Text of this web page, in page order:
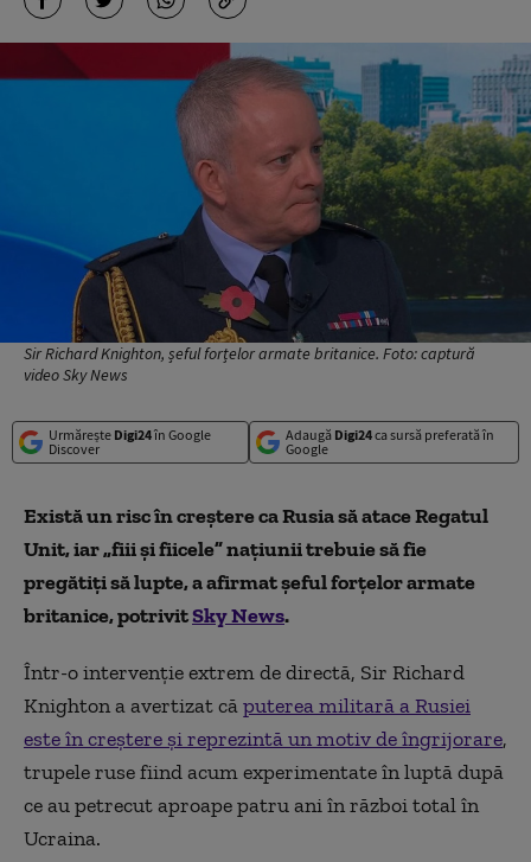
Sir Richard Knighton, șeful forțelor armate britanice. Foto: captură
video Sky News
Urmărește Digi24în Google
Discover
Adaugă Digi24ca sursă preferată în
Google
Există un risc în creștere ca Rusia să atace Regatul
Unit, iar „fiii și fiicele” națiunii trebuie să fie
pregătiți să lupte, a afirmat șeful forțelor armate
britanice, potrivitSky News.
Într-o intervenție extrem de directă, Sir Richard
Knighton a avertizat căputerea militară a Rusiei
este în creștere și reprezintă un motiv de îngrijorare,
trupele ruse fiind acum experimentate în luptă după
ce au petrecut aproape patru ani în război total în
Ucraina.